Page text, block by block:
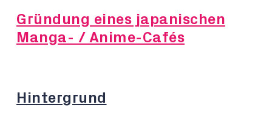
Gründung eines japanischen
Manga- / Anime-Cafés
Hintergrund